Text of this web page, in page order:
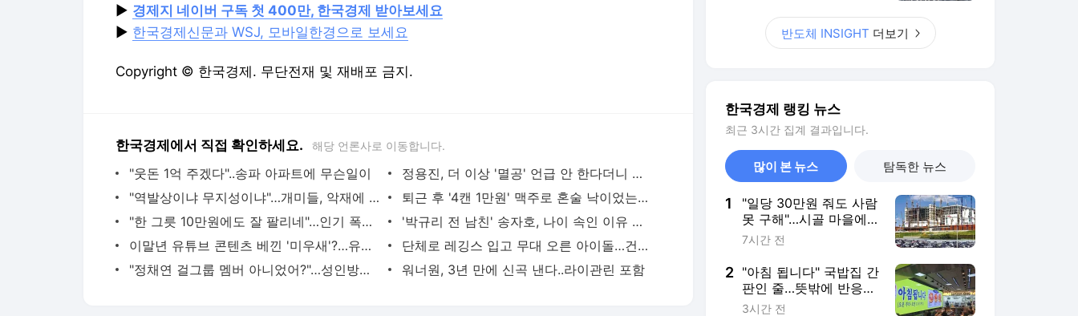
▶ 경제지 네이버 구독 첫 400만, 한국경제 받아보세요
▶ 한국경제신문과 WSJ, 모바일한경으로 보세요
Copyright © 한국경제. 무단전재 및 재배포 금지.
한국경제에서 직접 확인하세요. 해당 언론사로 이동합니다.
"웃돈 1억 주겠다"..송파 아파트에 무슨일이
정용진, 더 이상 '멸공' 언급 안 한다더니 반나절 만에…
"역발상이냐 무지성이냐"…개미들, 악재에 줍줍한다
퇴근 후 '4캔 1만원' 맥주로 혼술 낙이었는데..
"한 그릇 10만원에도 잘 팔리네"…인기 폭발한 '이 과일'
'박규리 전 남친' 송자호, 나이 속인 이유 알고보니
이말년 유튜브 콘텐츠 베낀 '미우새'?…유사성 논란 불거져
단체로 레깅스 입고 무대 오른 아이돌…건강미 폭발
"정채연 걸그룹 멤버 아니었어?"…성인방송 BJ로 파격 근황
워너원, 3년 만에 신곡 낸다..라이관린 포함
반도체 INSIGHT 더보기
한국경제 랭킹 뉴스
최근 3시간 집계 결과입니다.
많이 본 뉴스 탐독한 뉴스
1
"일당 30만원 줘도 사람
못 구해"…시골 마을에
무슨 일이
7시간 전
2 "아침 됩니다" 국밥집 간
판인 줄…뜻밖에 반응
폭발한 곳 [트렌드+]
3시간 전